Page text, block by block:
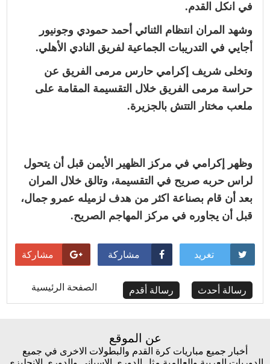
في انكل القدم.
وشهد المران انتظام الثنائي أحمد حمودي وجونيور
أجايي في التدريبات الجماعية لفريق النادي الأهلي.
وتخلى شريف إكرامي حارس مرمى الفريق عن
حراسة مرمى الفريق خلال التقسيمة المقامة على
ملعب مختار التتش بالجزيرة.
وظهر إكرامي في مركز الظهير الأيمن قبل أن يتحول
لراس حربه صريح في التقسيمة، وتالق خلال المران
بعد أن قام بصناعة اكثر من هدف لزميله عمرو جمال،
قبل أن يجاوره في مركز المهاجم الصريح.
تغريد مشاركة مشاركة
رسالة أحدث رسالة أقدم الصفحة الرئيسية
عن الموقع
أخبار جميع مباريات كرة القدم والبطولات الاخرى في جميع